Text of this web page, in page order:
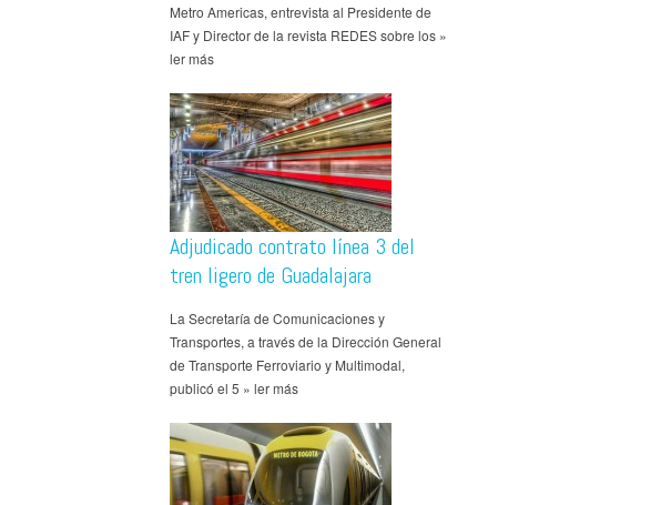
Metro Americas, entrevista al Presidente de
IAF y Director de la revista REDES sobre los »
ler más
Adjudicado contrato línea 3 del
tren ligero de Guadalajara
La Secretaría de Comunicaciones y
Transportes, a través de la Dirección General
de Transporte Ferroviario y Multimodal,
publicó el 5 » ler más